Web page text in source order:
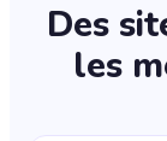
Des
les